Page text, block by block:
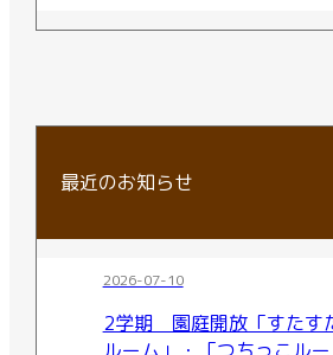
最近のお知らせ
2026-07-10
2学期 園庭開放「すたす